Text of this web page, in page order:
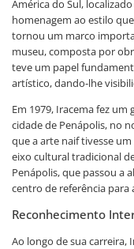
América do Sul,
homenagem ao estilo
tornou um marco
museu, composta por
teve um papel
artístico, dando-lhe
Em 1979, Iracema fez
cidade de Penápolis, no
que a arte naif tivesse
eixo cultural tradicional
Penápolis, que passou a
centro de referência para
Reconhecimento
Ao longo de sua carreira,